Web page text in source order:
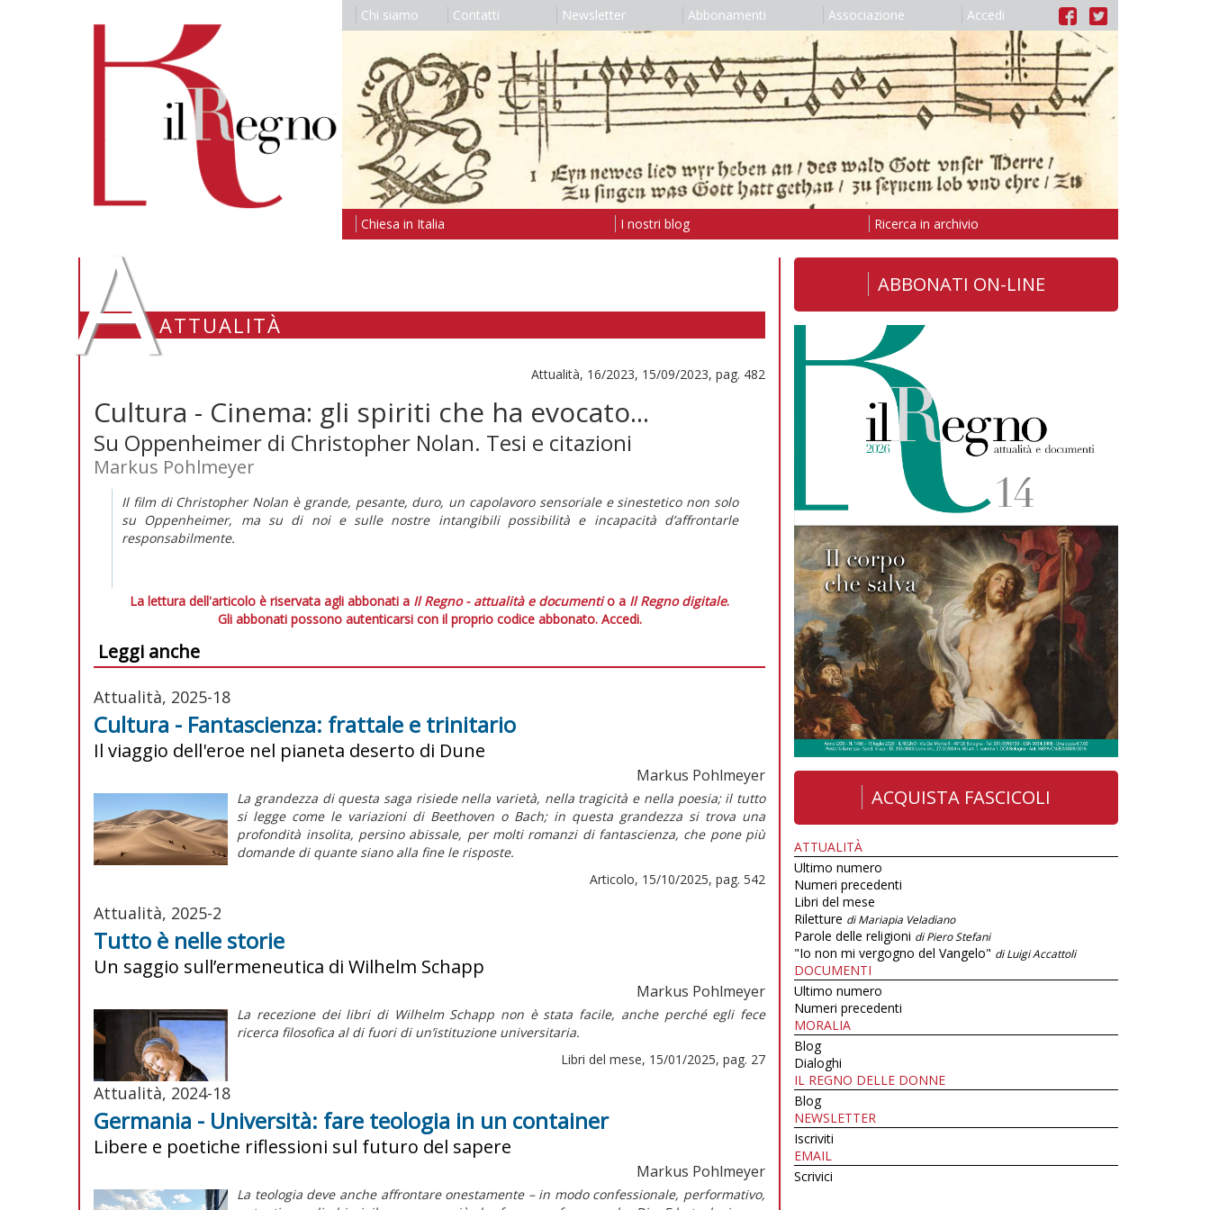
Chi siamo Contatti Newsletter Abbonamenti Associazione Accedi
Chiesa in Italia I nostri blog Ricerca in archivio
AATTUALITÀ
Attualità, 16/2023, 15/09/2023, pag. 482
Cultura - Cinema: gli spiriti che ha evocato...
Su Oppenheimer di Christopher Nolan. Tesi e citazioni
Markus Pohlmeyer
Il film di Christopher Nolan è grande, pesante, duro, un capolavoro sensoriale e sinestetico non solo
su Oppenheimer, ma su di noi e sulle nostre intangibili possibilità e incapacità d’affrontarle
responsabilmente.
La lettura dell'articolo è riservata agli abbonati a Il Regno - attualità e documentio a Il Regno digitale.
Gli abbonati possono autenticarsi con il proprio codice abbonato. Accedi.
Leggi anche
Attualità, 2025-18
Cultura - Fantascienza: frattale e trinitario
Il viaggio dell'eroe nel pianeta deserto di Dune
Markus Pohlmeyer
La grandezza di questa saga risiede nella varietà, nella tragicità e nella poesia; il tutto
si legge come le variazioni di Beethoven o Bach; in questa grandezza si trova una
profondità insolita, persino abissale, per molti romanzi di fantascienza, che pone più
domande di quante siano alla fine le risposte.
Articolo, 15/10/2025, pag. 542
Attualità, 2025-2
Tutto è nelle storie
Un saggio sull’ermeneutica di Wilhelm Schapp
Markus Pohlmeyer
La recezione dei libri di Wilhelm Schapp non è stata facile, anche perché egli fece
ricerca filosofica al di fuori di un’istituzione universitaria.
Libri del mese, 15/01/2025, pag. 27
Attualità, 2024-18
Germania - Università: fare teologia in un container
Libere e poetiche riflessioni sul futuro del sapere
Markus Pohlmeyer
La teologia deve anche affrontare onestamente – in modo confessionale, performativo,
ABBONATI ON-LINE
ACQUISTA FASCICOLI
ATTUALITÀ
Ultimo numero
Numeri precedenti
Libri del mese
Riletture di Mariapia Veladiano
Parole delle religioni di Piero Stefani
"Io non mi vergogno del Vangelo" di Luigi Accattoli
DOCUMENTI
Ultimo numero
Numeri precedenti
MORALIA
Blog
Dialoghi
IL REGNO DELLE DONNE
Blog
NEWSLETTER
Iscriviti
EMAIL
Scrivici